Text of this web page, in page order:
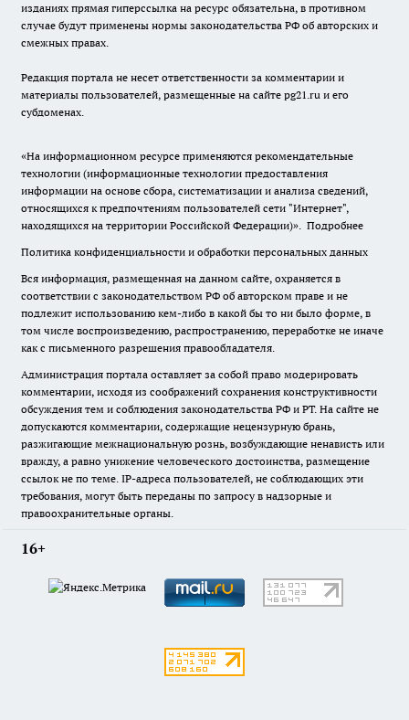
изданиях прямая гиперссылка на ресурс обязательна, в противном
случае будут применены нормы законодательства РФ об авторских и
смежных правах.
Редакция портала не несет ответственности за комментарии и
материалы пользователей, размещенные на сайте pg21.ru и его
субдоменах.
«На информационном ресурсе применяются рекомендательные
технологии (информационные технологии предоставления
информации на основе сбора, систематизации и анализа сведений,
относящихся к предпочтениям пользователей сети "Интернет",
находящихся на территории Российской Федерации)». Подробнее
Политика конфиденциальности и обработки персональных данных
Вся информация, размещенная на данном сайте, охраняется в
соответствии с законодательством РФ об авторском праве и не
подлежит использованию кем-либо в какой бы то ни было форме, в
том числе воспроизведению, распространению, переработке не иначе
как с письменного разрешения правообладателя.
Администрация портала оставляет за собой право модерировать
комментарии, исходя из соображений сохранения конструктивности
обсуждения тем и соблюдения законодательства РФ и РТ. На сайте не
допускаются комментарии, содержащие нецензурную брань,
разжигающие межнациональную рознь, возбуждающие ненависть или
вражду, а равно унижение человеческого достоинства, размещение
ссылок не по теме. IP-адреса пользователей, не соблюдающих эти
требования, могут быть переданы по запросу в надзорные и
правоохранительные органы.
16+